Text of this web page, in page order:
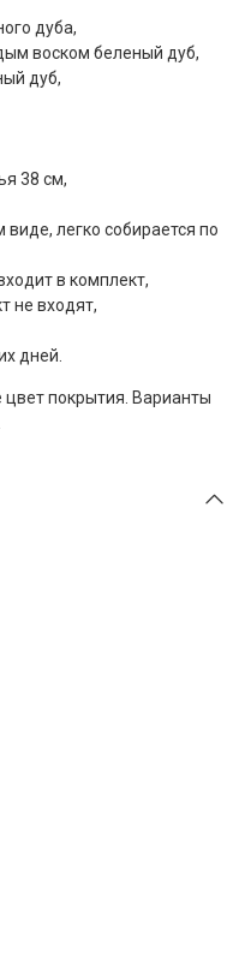
дуба,
воском беленый дуб,
дуб,
38 см,
легко собирается по
в комплект,
не входят,
дней.
покрытия. Варианты